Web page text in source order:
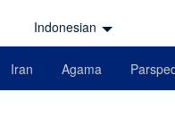
Indonesian
Iran Agama